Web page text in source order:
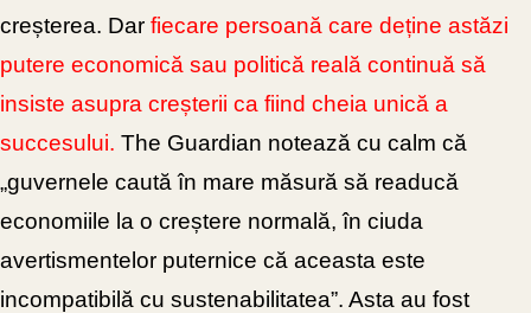
creșterea. Dar fiecare persoană care deține astăzi
putere economică sau politică reală continuă să
insiste asupra creșterii ca fiind cheia unică a
succesului. The Guardian notează cu calm că
„guvernele caută în mare măsură să readucă
economiile la o creștere normală, în ciuda
avertismentelor puternice că aceasta este
incompatibilă cu sustenabilitatea”. Asta au fost